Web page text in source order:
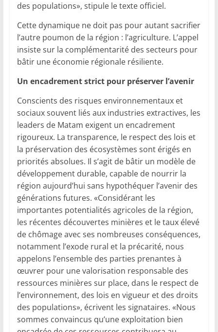
des populations», stipule le texte officiel.
Cette dynamique ne doit pas pour autant sacrifier
l’autre poumon de la région : l’agriculture. L’appel
insiste sur la complémentarité des secteurs pour
bâtir une économie régionale résiliente.
Un encadrement strict pour préserver l’avenir
Conscients des risques environnementaux et
sociaux souvent liés aux industries extractives, les
leaders de Matam exigent un encadrement
rigoureux. La transparence, le respect des lois et
la préservation des écosystèmes sont érigés en
priorités absolues. Il s’agit de bâtir un modèle de
développement durable, capable de nourrir la
région aujourd’hui sans hypothéquer l’avenir des
générations futures. «Considérant les
importantes potentialités agricoles de la région,
les récentes découvertes minières et le taux élevé
de chômage avec ses nombreuses conséquences,
notamment l’exode rural et la précarité, nous
appelons l’ensemble des parties prenantes à
œuvrer pour une valorisation responsable des
ressources minières sur place, dans le respect de
l’environnement, des lois en vigueur et des droits
des populations», écrivent les signataires. «Nous
sommes convaincus qu’une exploitation bien